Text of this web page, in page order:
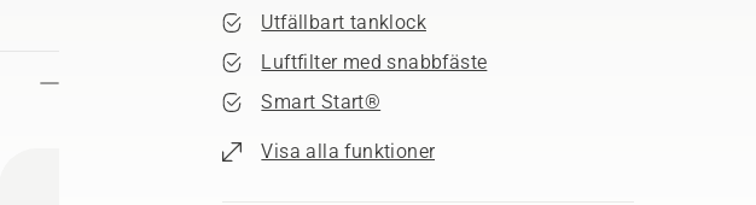
Utfällbart tanklock
Luftfilter med snabbfäste
Smart Start®
Visa alla funktioner